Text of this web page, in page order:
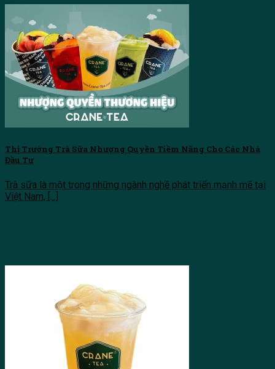
Thị Trường Trà Sữa Nhượng Quyền Tiềm Năng Cho Các Nhà
Đầu Tư
Trà sữa là một trong những ngành nghề phát triển mạnh mẽ tại
Việt Nam, [...]